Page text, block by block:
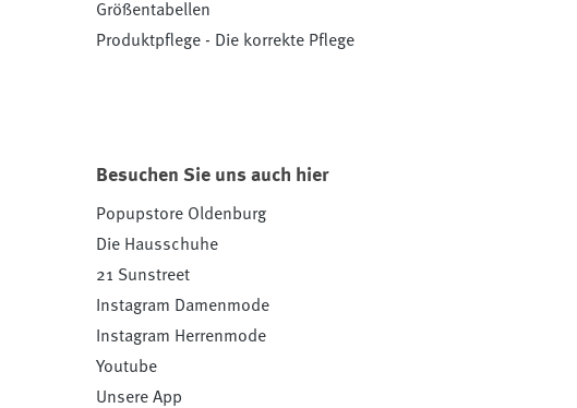
Größentabellen
Produktpflege - Die korrekte Pflege
Besuchen Sie uns auch hier
Popupstore Oldenburg
Die Hausschuhe
21 Sunstreet
Instagram Damenmode
Instagram Herrenmode
Youtube
Unsere App